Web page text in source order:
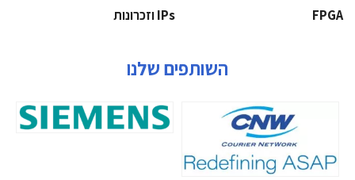
‫‪FPGA‬‬
השותפים שלנו